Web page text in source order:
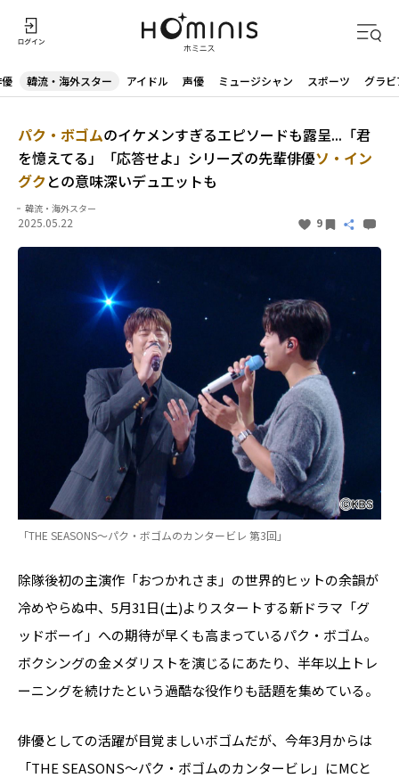
韓流・海外スター アイドル 声優 ミュージシャン スポーツ グラビ
パク・ボゴムのイケメンすぎるエピソードも露呈...「君
を憶えてる」「応答せよ」シリーズの先輩俳優ソ・イン
グクとの意味深いデュエットも
韓流・海外スター
2025.05.22 9
「THE SEASONS～パク・ボゴムのカンタービレ 第3回」
除隊後初の主演作「おつかれさま」の世界的ヒットの余韻が
冷めやらぬ中、5月31日(土)よりスタートする新ドラマ「グ
ッドボーイ」への期待が早くも高まっているパク・ボゴム。
ボクシングの金メダリストを演じるにあたり、半年以上トレ
ーニングを続けたという過酷な役作りも話題を集めている。
俳優としての活躍が目覚ましいボゴムだが、今年3月からは
「THE SEASONS～パク・ボゴムのカンタービレ」にMCと